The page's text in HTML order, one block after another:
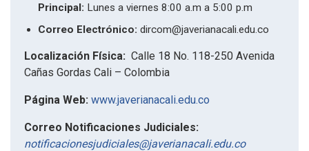
Principal: Lunes a viernes 8:00 a.m a 5:00 p.m
Correo Electrónico: dircom@javerianacali.edu.co
Localización Física: Calle 18 No. 118-250 Avenida
Cañas Gordas Cali – Colombia
Página Web: www.javerianacali.edu.co
Correo Notificaciones Judiciales:
notificacionesjudiciales@javerianacali.edu.co